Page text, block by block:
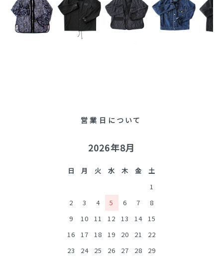
営業日について
2026年8月
日 月 火 水 木 金
土
1
2
3 4 5 6 7
8
9
10 11 12 13 14 15
16
17 18 19 20 21
22
23
24 25 26 27 28
29